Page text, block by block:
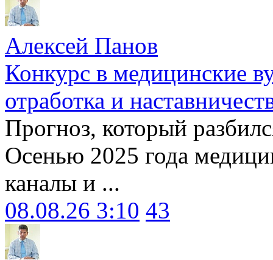
Алексей Панов
Конкурс в медицинские
отработка и
Прогноз, который
Осенью 2025 года
каналы и ...
08.08.26 3:10 43